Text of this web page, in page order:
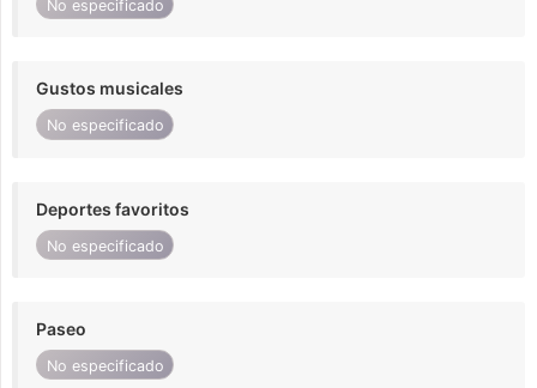
No especificado
Gustos musicales
No especificado
Deportes favoritos
No especificado
Paseo
No especificado